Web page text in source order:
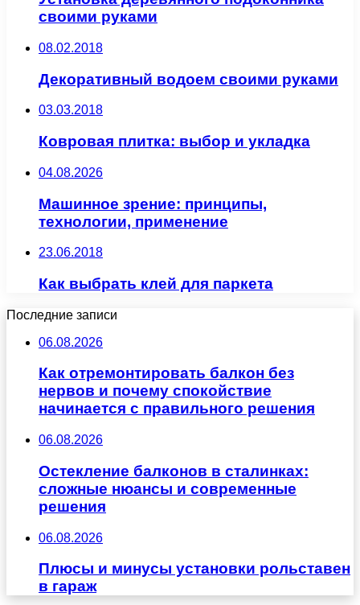
своими руками
08.02.2018
Декоративный водоем своими руками
03.03.2018
Ковровая плитка: выбор и укладка
04.08.2026
Машинное зрение: принципы,
технологии, применение
23.06.2018
Как выбрать клей для паркета
Последние записи
06.08.2026
Как отремонтировать балкон без
нервов и почему спокойствие
начинается с правильного решения
06.08.2026
Остекление балконов в сталинках:
сложные нюансы и современные
решения
06.08.2026
Плюсы и минусы установки рольставен
в гараж